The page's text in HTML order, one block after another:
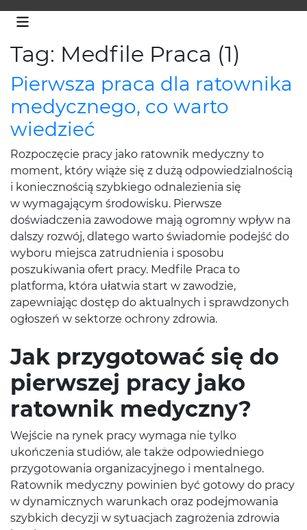
Tag: Medfile Praca (1)
Pierwsza praca dla ratownika
medycznego, co warto
wiedzieć
Rozpoczęcie pracy jako ratownik medyczny to
moment, który wiąże się z dużą odpowiedzialnością
i koniecznością szybkiego odnalezienia się
w wymagającym środowisku. Pierwsze
doświadczenia zawodowe mają ogromny wpływ na
dalszy rozwój, dlatego warto świadomie podejść do
wyboru miejsca zatrudnienia i sposobu
poszukiwania ofert pracy. Medfile Praca to
platforma, która ułatwia start w zawodzie,
zapewniając dostęp do aktualnych i sprawdzonych
ogłoszeń w sektorze ochrony zdrowia.
Jak przygotować się do
pierwszej pracy jako
ratownik medyczny?
Wejście na rynek pracy wymaga nie tylko
ukończenia studiów, ale także odpowiedniego
przygotowania organizacyjnego i mentalnego.
Ratownik medyczny powinien być gotowy do pracy
w dynamicznych warunkach oraz podejmowania
szybkich decyzji w sytuacjach zagrożenia zdrowia